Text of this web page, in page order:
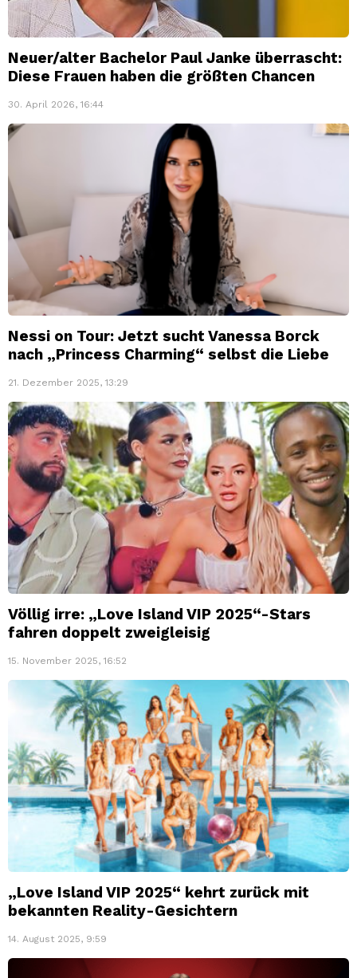
Neuer/alter Bachelor Paul Janke überrascht:
Diese Frauen haben die größten Chancen
30. April 2026, 16:44
Nessi on Tour: Jetzt sucht Vanessa Borck
nach „Princess Charming“ selbst die Liebe
21. Dezember 2025, 13:29
Völlig irre: „Love Island VIP 2025“-Stars
fahren doppelt zweigleisig
15. November 2025, 16:52
„Love Island VIP 2025“ kehrt zurück mit
bekannten Reality-Gesichtern
14. August 2025, 9:59